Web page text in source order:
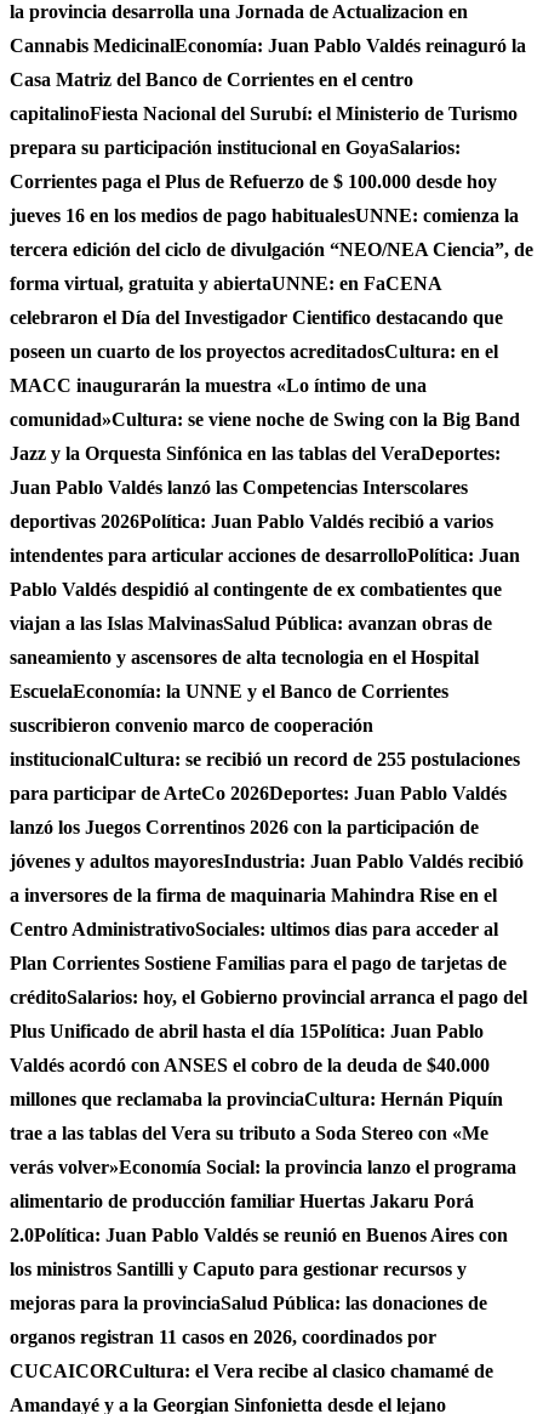
la provincia desarrolla una Jornada de Actualizacion en
Cannabis MedicinalEconomía: Juan Pablo Valdés reinaguró la
Casa Matriz del Banco de Corrientes en el centro
capitalinoFiesta Nacional del Surubí: el Ministerio de Turismo
prepara su participación institucional en GoyaSalarios:
Corrientes paga el Plus de Refuerzo de $ 100.000 desde hoy
jueves 16 en los medios de pago habitualesUNNE: comienza la
tercera edición del ciclo de divulgación “NEO/NEA Ciencia”, de
forma virtual, gratuita y abiertaUNNE: en FaCENA
celebraron el Día del Investigador Cientifico destacando que
poseen un cuarto de los proyectos acreditadosCultura: en el
MACC inaugurarán la muestra «Lo íntimo de una
comunidad»Cultura: se viene noche de Swing con la Big Band
Jazz y la Orquesta Sinfónica en las tablas del VeraDeportes:
Juan Pablo Valdés lanzó las Competencias Interscolares
deportivas 2026Política: Juan Pablo Valdés recibió a varios
intendentes para articular acciones de desarrolloPolítica: Juan
Pablo Valdés despidió al contingente de ex combatientes que
viajan a las Islas MalvinasSalud Pública: avanzan obras de
saneamiento y ascensores de alta tecnologia en el Hospital
EscuelaEconomía: la UNNE y el Banco de Corrientes
suscribieron convenio marco de cooperación
institucionalCultura: se recibió un record de 255 postulaciones
para participar de ArteCo 2026Deportes: Juan Pablo Valdés
lanzó los Juegos Correntinos 2026 con la participación de
jóvenes y adultos mayoresIndustria: Juan Pablo Valdés recibió
a inversores de la firma de maquinaria Mahindra Rise en el
Centro AdministrativoSociales: ultimos dias para acceder al
Plan Corrientes Sostiene Familias para el pago de tarjetas de
créditoSalarios: hoy, el Gobierno provincial arranca el pago del
Plus Unificado de abril hasta el día 15Política: Juan Pablo
Valdés acordó con ANSES el cobro de la deuda de $40.000
millones que reclamaba la provinciaCultura: Hernán Piquín
trae a las tablas del Vera su tributo a Soda Stereo con «Me
verás volver»Economía Social: la provincia lanzo el programa
alimentario de producción familiar Huertas Jakaru Porá
2.0Política: Juan Pablo Valdés se reunió en Buenos Aires con
los ministros Santilli y Caputo para gestionar recursos y
mejoras para la provinciaSalud Pública: las donaciones de
organos registran 11 casos en 2026, coordinados por
CUCAICORCultura: el Vera recibe al clasico chamamé de
Amandayé y a la Georgian Sinfonietta desde el lejano